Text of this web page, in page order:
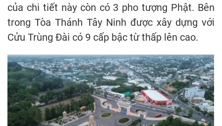
của chi tiết này còn có 3 pho tượng Phật. Bên
trong Tòa Thánh Tây Ninh được xây dựng với
Cửu Trùng Đài có 9 cấp bậc từ thấp lên cao.